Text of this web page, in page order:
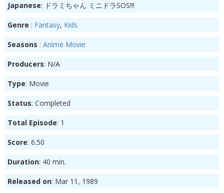
Japanese: ドラミちゃん ミニドラSOS!!!
Genre : Fantasy, Kids
Seasons : Anime Movie
Producers: N/A
Type: Movie
Status: Completed
Total Episode: 1
Score: 6.50
Duration: 40 min.
Released on: Mar 11, 1989